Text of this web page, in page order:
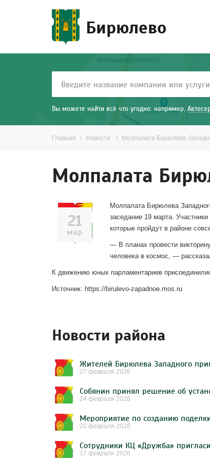
Бирюлево
Вы можете найти всё что угодно: например,
Главная Новости Молпалата Бирюлева
Молпалата
21
мар
Молпалата Бирюлева
заседание 19 марта.
которые пройдут в районе
— В планах провести
человека в космос, —
К движению юных парламентариев
Источник: https://birulevo-zapadnoe.mos.ru
Новости района
27 февраля 2026
24 февраля 2026
20 февраля 2026
17 февраля 2026